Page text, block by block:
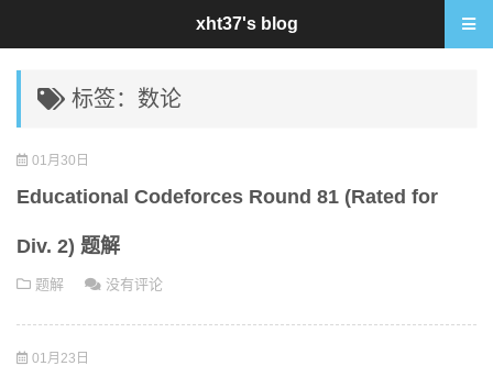
标签：数论
01月30日
Educational Codeforces Round 81 (Rated for
Div. 2) 题解
题解 没有评论
01月23日
xht37's blog